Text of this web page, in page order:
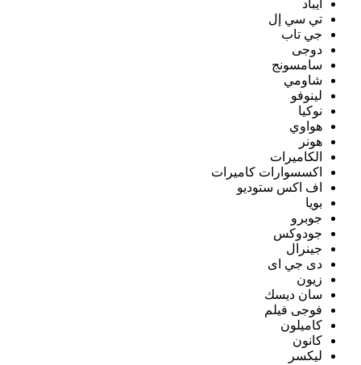
ايباد
تي سي إل
جي تاب
دوجى
سامسونج
شاومي
لينوفو
نوكيا
هواوي
هونر
الكاميرات
اكسسوارات كاميرات
اف اكس ستوديو
بويا
جوبرو
جودوكس
جينرال
دى جي اى
زيون
سان ديسك
فوجى فيلم
كاميلون
كانون
ليكسر